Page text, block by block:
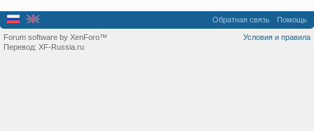
Обратная связь Помощь
Условия и правила
Forum software by XenForo™
Перевод: XF-Russia.ru